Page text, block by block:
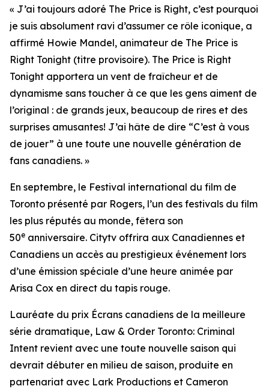
« J’ai toujours adoré The Price is Right, c’est pourquoi
je suis absolument ravi d’assumer ce rôle iconique, a
affirmé Howie Mandel, animateur de The Price is
Right Tonight (titre provisoire). The Price is Right
Tonight apportera un vent de fraîcheur et de
dynamisme sans toucher à ce que les gens aiment de
l’original : de grands jeux, beaucoup de rires et des
surprises amusantes! J’ai hâte de dire “C’est à vous
de jouer” à une toute une nouvelle génération de
fans canadiens. »
En septembre, le Festival international du film de
Toronto présenté par Rogers, l’un des festivals du film
les plus réputés au monde, fêtera son
50e anniversaire. Citytv offrira aux Canadiennes et
Canadiens un accès au prestigieux événement lors
d’une émission spéciale d’une heure animée par
Arisa Cox en direct du tapis rouge.
Lauréate du prix Écrans canadiens de la meilleure
série dramatique, Law & Order Toronto: Criminal
Intent revient avec une toute nouvelle saison qui
devrait débuter en milieu de saison, produite en
partenariat avec Lark Productions et Cameron